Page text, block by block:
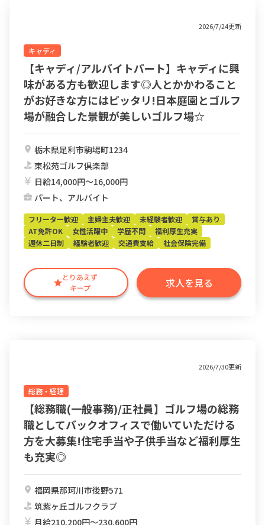
2026/7/24更新
キャディ
【キャディ/アルバイトパート】キャディに興
味がある方も歓迎します◎人とかかわること
がお好きな方にはピッタリ!日本庭園とゴルフ
場が融合した景観が美しいゴルフ場☆
栃木県足利市駒場町1234
東松苑ゴルフ倶楽部
日給14,000円〜16,000円
パート、アルバイト
とりあえず
キープ
求人を見る
フリーター歓迎 主婦主夫歓迎 未経験者歓迎
賞与あり
AT免許OK
女性活躍中 学歴不問
福利厚生充実
週休二日制
経験者歓迎 交通費支給 社会保険完備
2026/7/30更新
総務・経理
【総務職(一般事務)/正社員】ゴルフ場の総務
職としてバックオフィスで働いていただける
方を大募集!住宅手当や子供手当など福利厚生
も充実◎
福岡県那珂川市後野571
筑紫ヶ丘ゴルフクラブ
月給210,200円〜230,600円